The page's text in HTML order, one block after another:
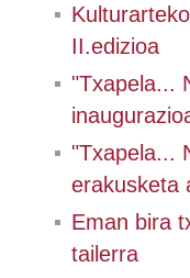
II.edizioa
"Txapela...
"Txapela...
erakusketa
Eman bira
tailerra